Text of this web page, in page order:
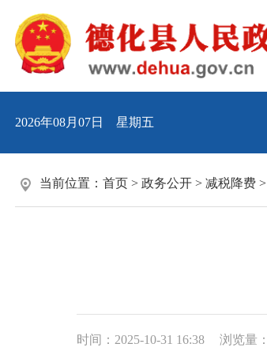
2026年08月07日 星期五
当前位置： 首页 > 政务公开 > 减税降费 >
时间：2025-10-31 16:38 浏览量：